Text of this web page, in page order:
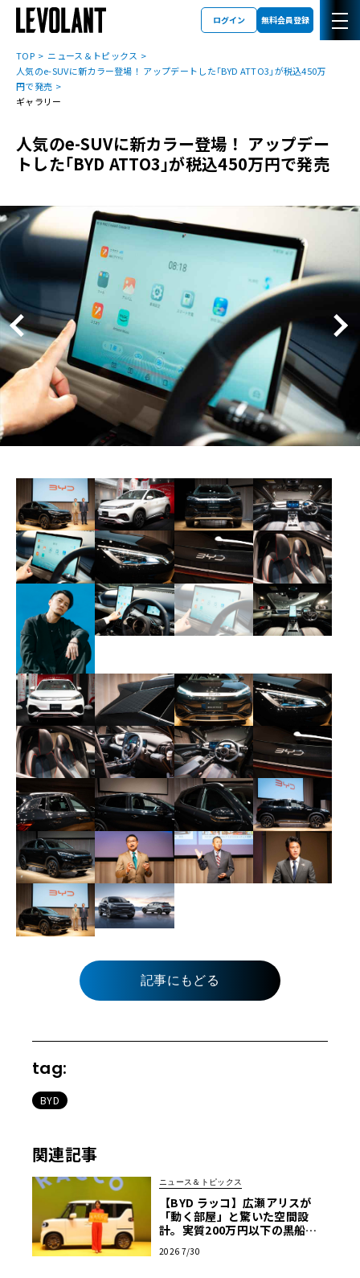
ログイン 無料会員登録
TOP
ニュース＆トピックス
人気のe-SUVに新カラー登場！ アップデートした｢BYD ATTO3｣が税込450万
円で発売
ギャラリー
人気のe-SUVに新カラー登場！ アップデー
トした｢BYD ATTO3｣が税込450万円で発売
記事にもどる
tag:
BYD
関連記事
ニュース＆トピックス
【BYD ラッコ】広瀬アリスが
「動く部屋」と驚いた空間設
計。実質200万円以下の黒船ス
2026 7/30